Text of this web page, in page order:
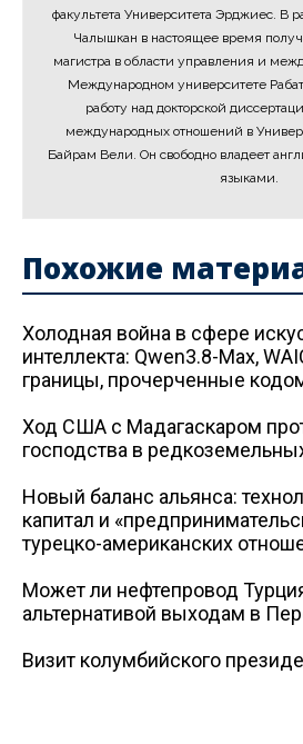
факультета Университета Эрджиес. В
Чалышкан в настоящее время
магистра в области управления и
Международном университете
работу над докторской
международных отношений в
Байрам Вели. Он свободно владеет
языками.
Похожие
Холодная война в сфере
интеллекта: Qwen3.8-Max,
границы, прочерченные
Ход США с Мадагаскаром
господства в
Новый баланс альянса:
капитал и
турецко-американских
Может ли нефтепровод
альтернативой выходам в
Визит колумбийского